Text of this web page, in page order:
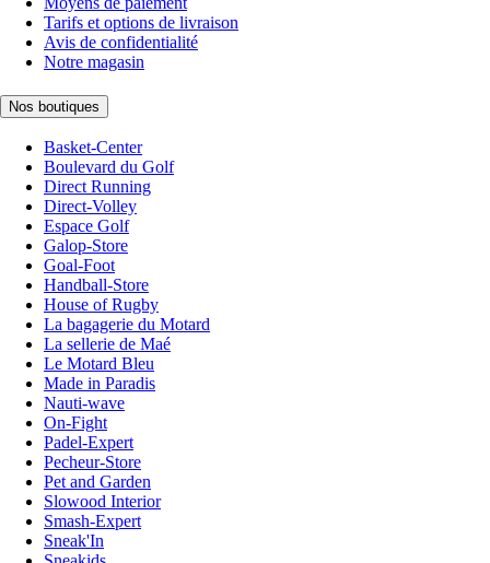
Tarifs et options de livraison
Avis de confidentialité
Notre magasin
Nos boutiques
Basket-Center
Boulevard du Golf
Direct Running
Direct-Volley
Espace Golf
Galop-Store
Goal-Foot
Handball-Store
House of Rugby
La bagagerie du Motard
La sellerie de Maé
Le Motard Bleu
Made in Paradis
Nauti-wave
On-Fight
Padel-Expert
Pecheur-Store
Pet and Garden
Slowood Interior
Smash-Expert
Sneak'In